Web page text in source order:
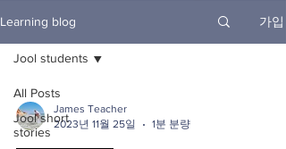
Learning blog 가입
All Posts
Jool short
stories
Jool students
James Teacher
2023년 11월 25일
1분 분량